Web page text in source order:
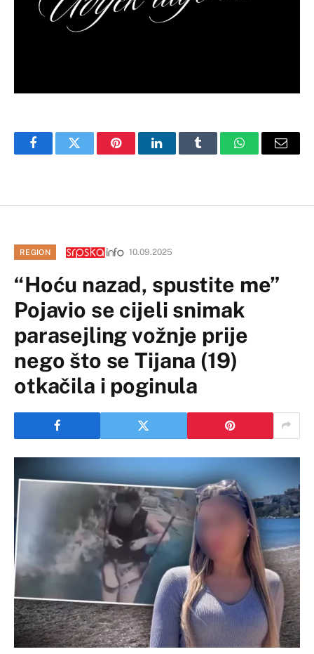
FacebookTwitter PinterestLinkedInTumblr WhatsAppEmail
REGION 10.09.2025
“Hoću nazad, spustite me”
Pojavio se cijeli snimak
parasejling vožnje prije
nego što se Tijana (19)
otkačila i poginula